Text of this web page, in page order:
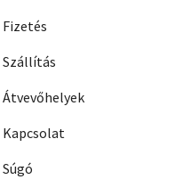
Fizetés
Szállítás
Átvevőhelyek
Kapcsolat
Súgó